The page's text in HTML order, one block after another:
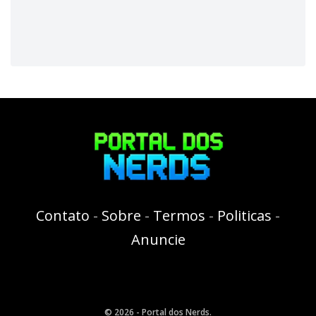
Contato - Sobre - Termos - Politicas -
Anuncie
© 2026 - Portal dos Nerds.